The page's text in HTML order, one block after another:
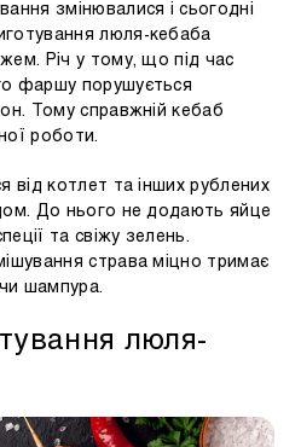
змінювалися і сьогодні
люля-кебаба
Річ у тому, що під час
фаршу порушується
Тому справжній кебаб
роботи.
від котлет та інших рублених
До нього не додають яйце
та свіжу зелень.
страва міцно тримає
шампура.
люля-